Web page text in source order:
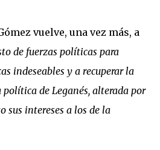
vuelve, una vez más, a
de fuerzas políticas para
indeseables y a recuperar la
de Leganés, alterada por
sus intereses a los de la